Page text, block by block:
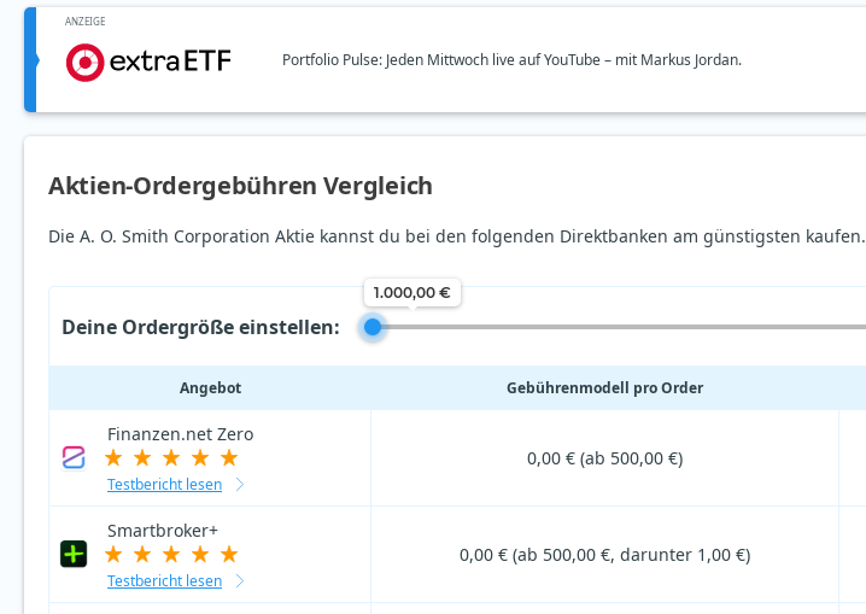
ANZEIGE
Portfolio Pulse: Jeden Mittwoch live auf YouTube – mit Markus Jordan.
Aktien-Ordergebühren Vergleich
Die A. O. Smith Corporation Aktie kannst du bei den folgenden Direktbanken am günstigsten kaufen.
Deine Ordergröße einstellen:
1.000,00 €
Angebot Gebührenmodell pro Order
Finanzen.net Zero
Testbericht lesen
0,00 € (ab 500,00 €)
Smartbroker+
Testbericht lesen
0,00 € (ab 500,00 €, darunter 1,00 €)